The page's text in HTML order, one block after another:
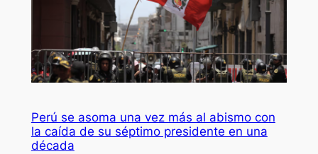
Perú se asoma una vez más al abismo con
la caída de su séptimo presidente en una
década